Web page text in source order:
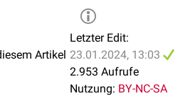
Artikel
Letzter Edit:
23.01.2024, 13:03
2.953 Aufrufe
Nutzung: BY-NC-SA